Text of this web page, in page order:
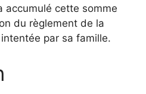
accumulé cette somme
du règlement de la
par sa famille.